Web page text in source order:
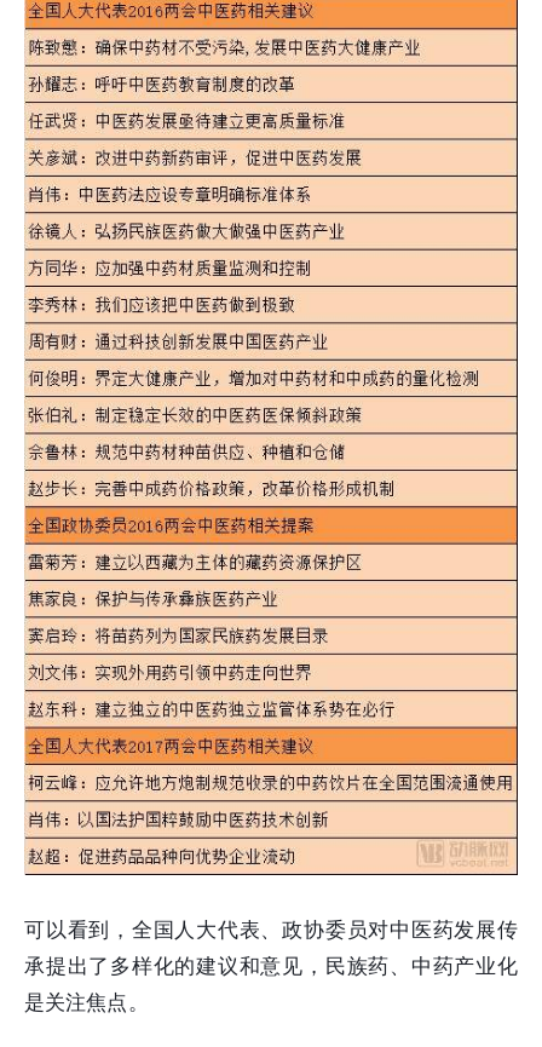
可以看到，全国人大代表、政协委员对中医药发展传
承提出了多样化的建议和意见，民族药、中药产业化
是关注焦点。